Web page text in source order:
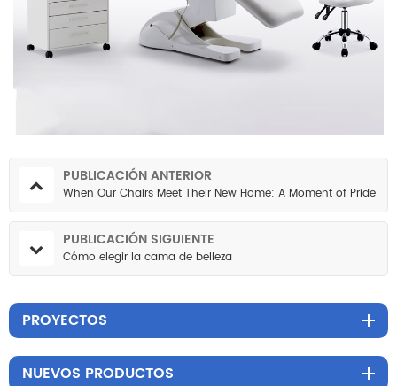
PUBLICACIÓN ANTERIOR
When Our Chairs Meet Their New Home: A Moment of Pride
PUBLICACIÓN SIGUIENTE
Cómo elegir la cama de belleza
PROYECTOS
NUEVOS PRODUCTOS